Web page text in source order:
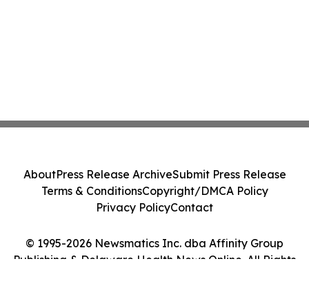
© 1995-2026 Newsmatics Inc. dba Affinity Group
Publishing & Delaware Health News Online. All Rights
AboutPress Release ArchiveSubmit Press Release
Terms & ConditionsCopyright/DMCA Policy
Privacy PolicyContact